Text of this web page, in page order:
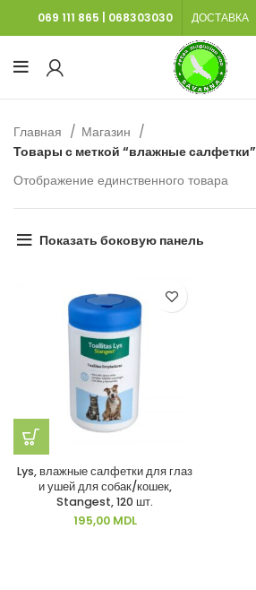
069 111 865 068303030 ДОСТАВКА
Главная
Магазин
Товары с меткой “влажные салфетки”
Отображение единственного товара
Показать боковую панель
Lys, влажные салфетки для глаз
и ушей для собак/кошек,
Stangest, 120 шт.
195,00 MDL